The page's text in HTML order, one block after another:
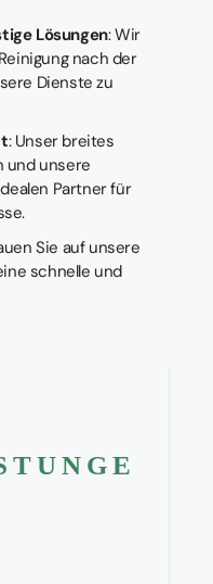
Lösungen: Wir
nach der
Dienste zu
: Unser breites
und unsere
Partner für
Sie auf unsere
schnelle und